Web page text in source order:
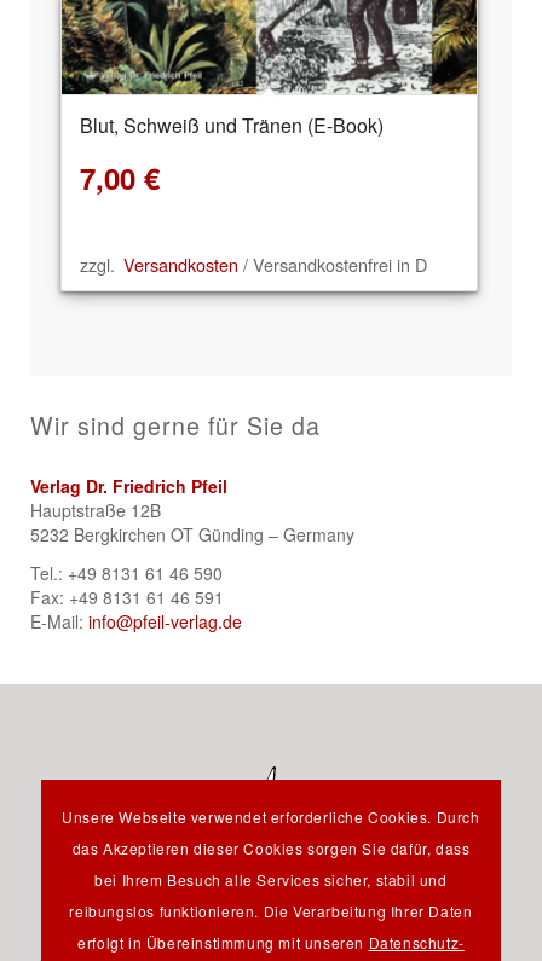
Blut, Schweiß und Tränen (E-Book)
7,00 €
zzgl. Versandkosten / Versandkostenfrei in D
Wir sind gerne für Sie da
Verlag Dr. Friedrich Pfeil
Hauptstraße 12B
5232 Bergkirchen OT Günding – Germany
Tel.: +49 8131 61 46 590
Fax: +49 8131 61 46 591
E-Mail: info@pfeil-verlag.de
Hauptstraße 12B - 85232 Bergkirchen OT Günding -
Unsere Webseite verwendet erforderliche Cookies. Durch
das Akzeptieren dieser Cookies sorgen Sie dafür, dass
bei Ihrem Besuch alle Services sicher, stabil und
reibungslos funktionieren. Die Verarbeitung Ihrer Daten
erfolgt in Übereinstimmung mit unseren Datenschutz-